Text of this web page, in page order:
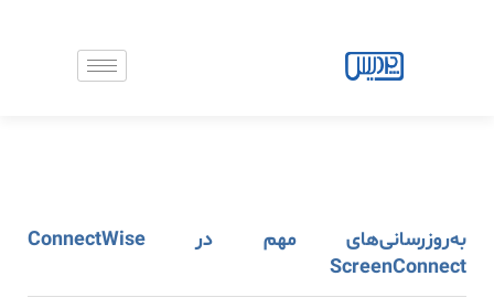
به‌روزرسانی‌های مهم در ConnectWise
ScreenConnect